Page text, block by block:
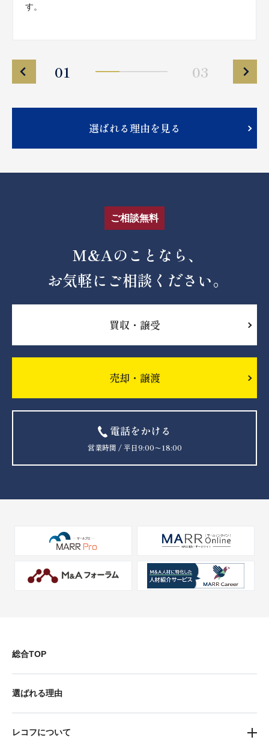
す。
01 03
選ばれる理由を見る
ご相談無料
M&Aのことなら、
お気軽にご相談ください。
買収・譲受
売却・譲渡
電話をかける
営業時間 / 平日9:00〜18:00
総合TOP
選ばれる理由
レコフについて